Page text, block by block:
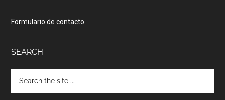
Me apasiona la increíble naturaleza de nuestro
Footer
Formulario de contacto
SEARCH
the